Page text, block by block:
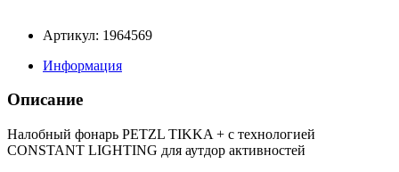
Артикул: 1964569
Информация
Описание
Налобный фонарь PETZL TIKKA + с технологией
CONSTANT LIGHTING для аутдор активностей